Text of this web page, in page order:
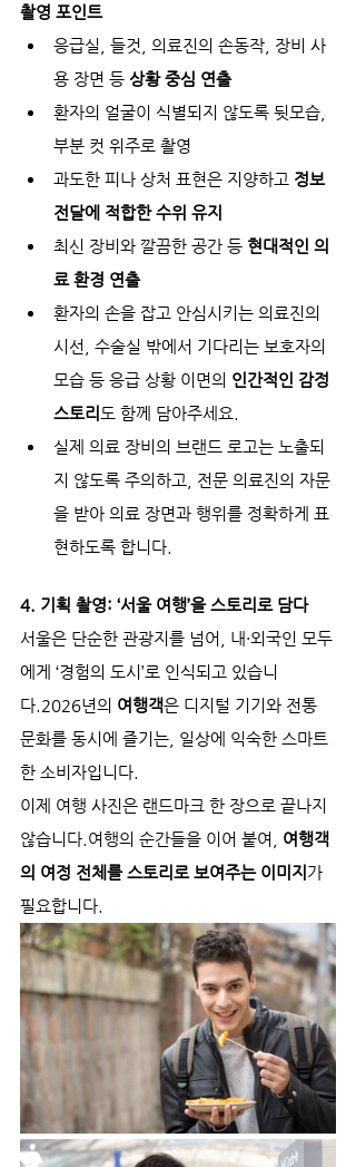
촬영 포인트
응급실, 들것, 의료진의 손동작, 장비 사
용 장면 등 상황 중심 연출
환자의 얼굴이 식별되지 않도록 뒷모습,
부분 컷 위주로 촬영
과도한 피나 상처 표현은 지양하고 정보
전달에 적합한 수위 유지
최신 장비와 깔끔한 공간 등 현대적인 의
료 환경 연출
환자의 손을 잡고 안심시키는 의료진의
시선, 수술실 밖에서 기다리는 보호자의
모습 등 응급 상황 이면의 인간적인 감정
스토리 도 함께 담아주세요.
실제 의료 장비의 브랜드 로고는 노출되
지 않도록 주의하고, 전문 의료진의 자문
을 받아 의료 장면과 행위를 정확하게 표
현하도록 합니다.
4. 기획 촬영: ‘서울 여행’을 스토리로 담다
서울은 단순한 관광지를 넘어, 내·외국인 모두
에게 ‘경험의 도시’로 인식되고 있습니
다.2026년의 여행객은 디지털 기기와 전통
문화를 동시에 즐기는, 일상에 익숙한 스마트
한 소비자입니다.
이제 여행 사진은 랜드마크 한 장으로 끝나지
않습니다.여행의 순간들을 이어 붙여, 여행객
의 여정 전체를 스토리로 보여주는 이미지 가
필요합니다.